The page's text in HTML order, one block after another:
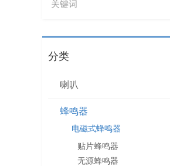
分类
喇叭
蜂鸣器
电磁式蜂鸣器
贴片蜂鸣器
无源蜂鸣器